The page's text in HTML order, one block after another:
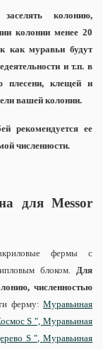
колонию,
колонии менее 20
как муравьи будут
и т.п. в
плесени, клещей и
вашей колонии.
рекомендуется ее
численности.
для Messor
фермы с
блоком. Для
численностью
ферму:Муравьиная
S ",Муравьиная
S ",Муравьиная